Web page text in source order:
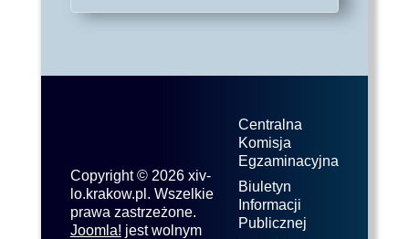
Copyright © 2026 xiv-
lo.krakow.pl. Wszelkie
prawa zastrzeżone.
Joomla! jest wolnym
Centralna
Komisja
Egzaminacyjna
Biuletyn
Informacji
Publicznej